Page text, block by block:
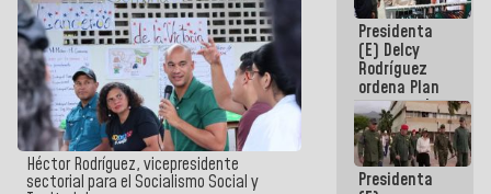
Héctor Rodríguez, vicepresidente
sectorial para el Socialismo Social y
clasificación
a la
AmeriCup
2027
Presidenta
(E) Delcy
Rodríguez
ordena Plan
maestro de
desarrollo
logístico y
turístico
para La
Presidenta